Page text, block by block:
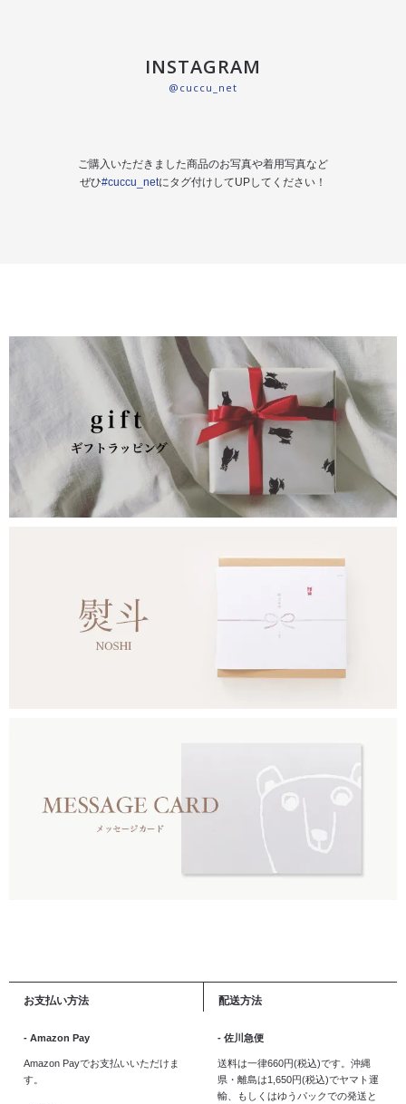
INSTAGRAM
@cuccu_net
ご購入いただきました商品のお写真や着用写真など
ぜひ#cuccu_netにタグ付けしてUPしてください！
お支払い方法
- Amazon Pay
Amazon Payでお支払いいただけま
す。
配送方法
- 佐川急便
送料は一律660円(税込)です。沖縄
県・離島は1,650円(税込)でヤマト運
輸、もしくはゆうパックでの発送と